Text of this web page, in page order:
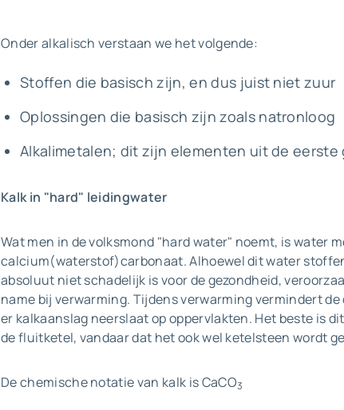
Onder alkalisch verstaan we het volgende:
Stoffen die basisch zijn, en dus juist niet zuur
Oplossingen die basisch zijn zoals natronloog
Alkalimetalen; dit zijn elementen uit de
Kalk in "hard" leidingwater
Wat men in de volksmond "hard water" noemt, is water
calcium(waterstof)carbonaat. Alhoewel dit water
absoluut niet schadelijk is voor de gezondheid,
name bij verwarming. Tijdens verwarming vermindert
er kalkaanslag neerslaat op oppervlakten. Het beste is
de fluitketel, vandaar dat het ook wel ketelsteen wordt
De chemische notatie van kalk is CaCO3